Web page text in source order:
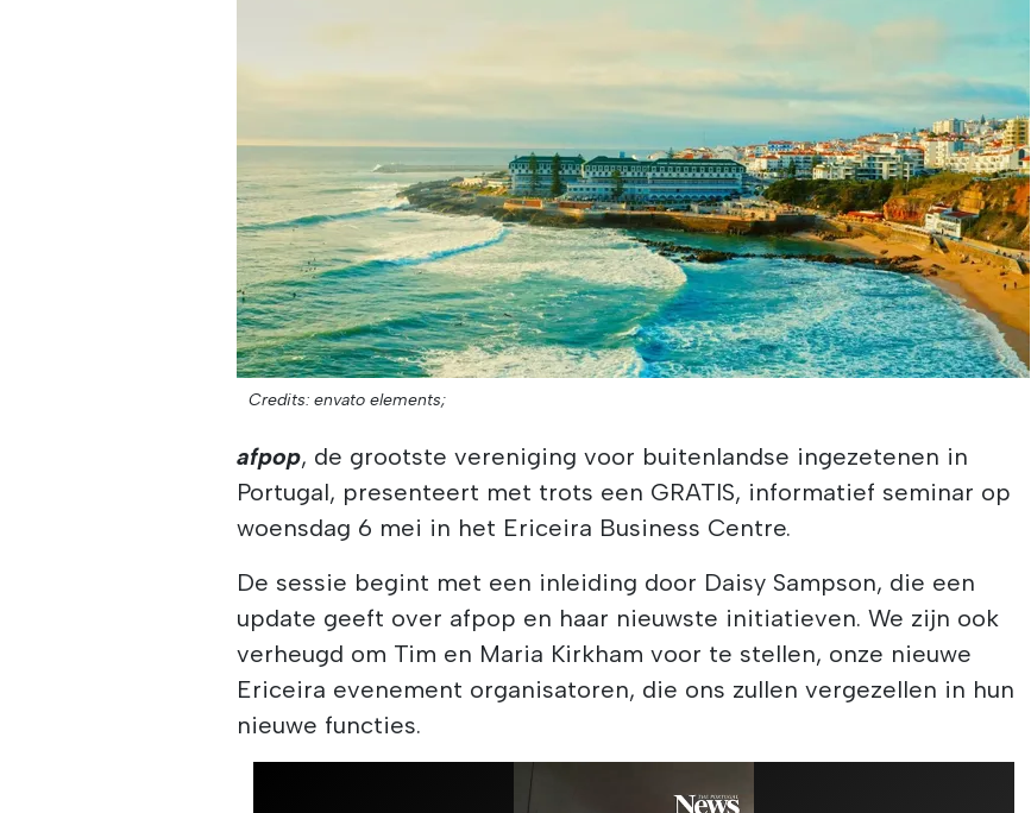
Credits: envato elements;
afpop, de grootste vereniging voor buitenlandse ingezetenen in
Portugal, presenteert met trots een GRATIS, informatief seminar op
woensdag 6 mei in het Ericeira Business Centre.
De sessie begint met een inleiding door Daisy Sampson, die een
update geeft over afpop en haar nieuwste initiatieven. We zijn ook
verheugd om Tim en Maria Kirkham voor te stellen, onze nieuwe
Ericeira evenement organisatoren, die ons zullen vergezellen in hun
nieuwe functies.